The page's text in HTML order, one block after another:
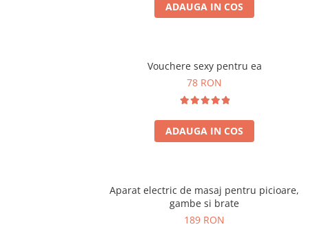
ADAUGA IN COS
Vouchere sexy pentru ea
78 RON
ADAUGA IN COS
Aparat electric de masaj pentru picioare,
gambe si brate
189 RON